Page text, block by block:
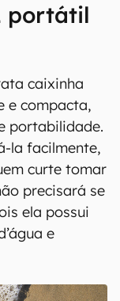
portátil
caixinha
e compacta,
portabilidade.
la facilmente,
curte tomar
precisará se
ela possui
e